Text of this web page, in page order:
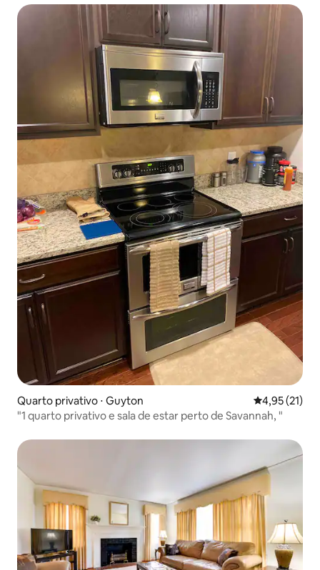
Quarto privativo ⋅ Guyton 4,95 de uma
4,95 (21)
"1 quarto privativo e sala de estar perto de Savannah, "